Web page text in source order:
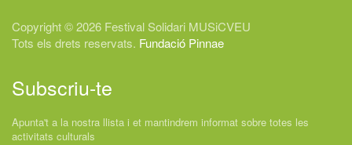
Copyright © 2026 Festival Solidari MUSiCVEU
Tots els drets reservats. Fundació Pinnae
Subscriu-te
Apunta't a la nostra llista i et mantindrem informat sobre totes les
activitats culturals